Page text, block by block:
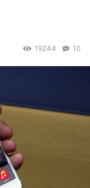
10
19244